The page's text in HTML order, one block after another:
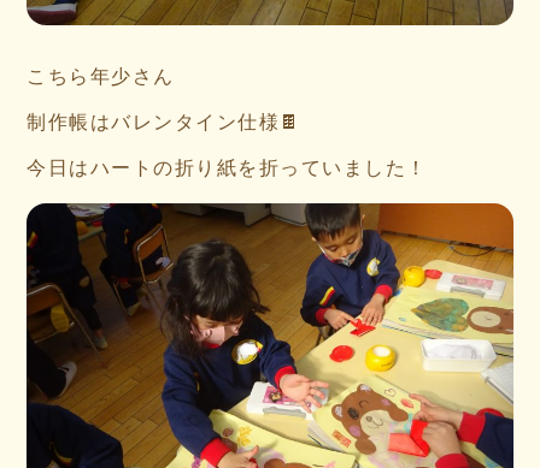
こちら年少さん
制作帳はバレンタイン仕様🍫
今日はハートの折り紙を折っていました！